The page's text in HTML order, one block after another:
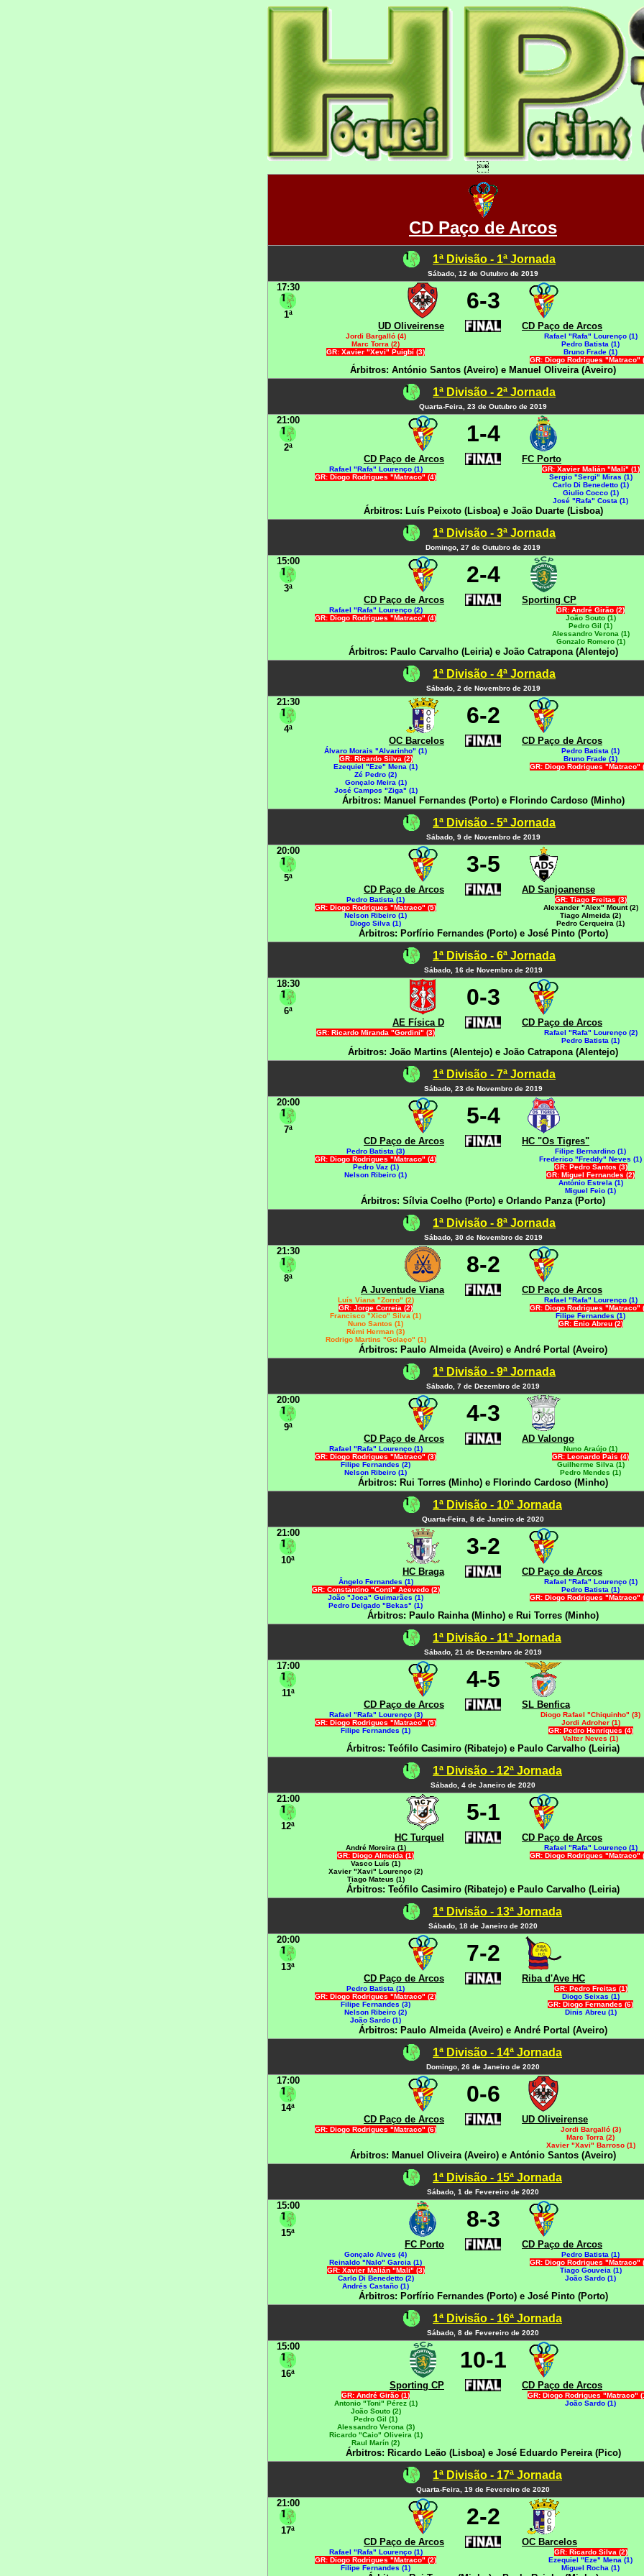

CD Paço de Arcos
1ª Divisão - 1ª Jornada
Sábado, 12 de Outubro de 2019
17:30
1ª
6-3
UD Oliveirense CD Paço de Arcos
Jordi Bargalló (4)
Marc Torra (2)
GR: Xavier "Xevi" Puigbí (3)
Rafael "Rafa" Lourenço (1)
Pedro Batista (1)
Bruno Frade (1)
GR: Diogo Rodrigues "Matraco"
Árbitros: António Santos (Aveiro) e Manuel Oliveira (Aveiro)
1ª Divisão - 2ª Jornada
Quarta-Feira, 23 de Outubro de 2019
21:00
2ª
1-4
CD Paço de Arcos FC Porto
Rafael "Rafa" Lourenço (1)
GR: Diogo Rodrigues "Matraco" (4)
GR: Xavier Malián "Mali" (1)
Sergio "Sergi" Miras (1)
Carlo Di Benedetto (1)
Giulio Cocco (1)
José "Rafa" Costa (1)
Árbitros: Luís Peixoto (Lisboa) e João Duarte (Lisboa)
1ª Divisão - 3ª Jornada
Domingo, 27 de Outubro de 2019
15:00
3ª
2-4
CD Paço de Arcos Sporting CP
Rafael "Rafa" Lourenço (2)
GR: Diogo Rodrigues "Matraco" (4)
GR: André Girão (2)
João Souto (1)
Pedro Gil (1)
Alessandro Verona (1)
Gonzalo Romero (1)
Árbitros: Paulo Carvalho (Leiria) e João Catrapona (Alentejo)
1ª Divisão - 4ª Jornada
Sábado, 2 de Novembro de 2019
21:30
4ª
6-2
OC Barcelos CD Paço de Arcos
Álvaro Morais "Alvarinho" (1)
GR: Ricardo Silva (2)
Ezequiel "Eze" Mena (1)
Zé Pedro (2)
Gonçalo Meira (1)
José Campos "Ziga" (1)
Pedro Batista (1)
Bruno Frade (1)
GR: Diogo Rodrigues "Matraco"
Árbitros: Manuel Fernandes (Porto) e Florindo Cardoso (Minho)
1ª Divisão - 5ª Jornada
Sábado, 9 de Novembro de 2019
20:00
5ª
3-5
CD Paço de Arcos AD Sanjoanense
Pedro Batista (1)
GR: Diogo Rodrigues "Matraco" (5)
Nelson Ribeiro (1)
Diogo Silva (1)
GR: Tiago Freitas (3)
Alexander "Alex" Mount (2)
Tiago Almeida (2)
Pedro Cerqueira (1)
Árbitros: Porfírio Fernandes (Porto) e José Pinto (Porto)
1ª Divisão - 6ª Jornada
Sábado, 16 de Novembro de 2019
18:30
6ª
0-3
AE Física D CD Paço de Arcos
GR: Ricardo Miranda "Gordini" (3)
Rafael "Rafa" Lourenço (2)
Pedro Batista (1)
Árbitros: João Martins (Alentejo) e João Catrapona (Alentejo)
1ª Divisão - 7ª Jornada
Sábado, 23 de Novembro de 2019
20:00
7ª
5-4
CD Paço de Arcos HC "Os Tigres"
Pedro Batista (3)
GR: Diogo Rodrigues "Matraco" (4)
Pedro Vaz (1)
Nelson Ribeiro (1)
Filipe Bernardino (1)
Frederico "Freddy" Neves (1)
GR: Pedro Santos (3)
GR: Miguel Fernandes (2)
António Estrela (1)
Miguel Feio (1)
Árbitros: Sílvia Coelho (Porto) e Orlando Panza (Porto)
1ª Divisão - 8ª Jornada
Sábado, 30 de Novembro de 2019
21:30
8ª
8-2
A Juventude Viana CD Paço de Arcos
Luís Viana "Zorro" (2)
GR: Jorge Correia (2)
Francisco "Xico" Silva (1)
Nuno Santos (1)
Rémi Herman (3)
Rodrigo Martins "Golaço" (1)
Rafael "Rafa" Lourenço (1)
GR: Diogo Rodrigues "Matraco"
Filipe Fernandes (1)
GR: Énio Abreu (2)
Árbitros: Paulo Almeida (Aveiro) e André Portal (Aveiro)
1ª Divisão - 9ª Jornada
Sábado, 7 de Dezembro de 2019
20:00
9ª
4-3
CD Paço de Arcos AD Valongo
Rafael "Rafa" Lourenço (1)
GR: Diogo Rodrigues "Matraco" (3)
Filipe Fernandes (2)
Nelson Ribeiro (1)
Nuno Araújo (1)
GR: Leonardo Pais (4)
Guilherme Silva (1)
Pedro Mendes (1)
Árbitros: Rui Torres (Minho) e Florindo Cardoso (Minho)
1ª Divisão - 10ª Jornada
Quarta-Feira, 8 de Janeiro de 2020
21:00
10ª
3-2
HC Braga CD Paço de Arcos
Ângelo Fernandes (1)
GR: Constantino "Conti" Acevedo (2)
João "Joca" Guimarães (1)
Pedro Delgado "Bekas" (1)
Rafael "Rafa" Lourenço (1)
Pedro Batista (1)
GR: Diogo Rodrigues "Matraco"
Árbitros: Paulo Rainha (Minho) e Rui Torres (Minho)
1ª Divisão - 11ª Jornada
Sábado, 21 de Dezembro de 2019
17:00
11ª
4-5
CD Paço de Arcos SL Benfica
Rafael "Rafa" Lourenço (3)
GR: Diogo Rodrigues "Matraco" (5)
Filipe Fernandes (1)
Diogo Rafael "Chiquinho" (3)
Jordi Adroher (1)
GR: Pedro Henriques (4)
Valter Neves (1)
Árbitros: Teófilo Casimiro (Ribatejo) e Paulo Carvalho (Leiria)
1ª Divisão - 12ª Jornada
Sábado, 4 de Janeiro de 2020
21:00
12ª
5-1
HC Turquel CD Paço de Arcos
André Moreira (1)
GR: Diogo Almeida (1)
Vasco Luís (1)
Xavier "Xavi" Lourenço (2)
Tiago Mateus (1)
Rafael "Rafa" Lourenço (1)
GR: Diogo Rodrigues "Matraco"
Árbitros: Teófilo Casimiro (Ribatejo) e Paulo Carvalho (Leiria)
1ª Divisão - 13ª Jornada
Sábado, 18 de Janeiro de 2020
20:00
13ª
7-2
CD Paço de Arcos Riba d'Ave HC
Pedro Batista (1)
GR: Diogo Rodrigues "Matraco" (2)
Filipe Fernandes (3)
Nelson Ribeiro (2)
João Sardo (1)
GR: Pedro Freitas (1)
Diogo Seixas (1)
GR: Diogo Fernandes (6)
Dinis Abreu (1)
Árbitros: Paulo Almeida (Aveiro) e André Portal (Aveiro)
1ª Divisão - 14ª Jornada
Domingo, 26 de Janeiro de 2020
17:00
14ª
0-6
CD Paço de Arcos UD Oliveirense
GR: Diogo Rodrigues "Matraco" (6)
Jordi Bargalló (3)
Marc Torra (2)
Xavier "Xavi" Barroso (1)
Árbitros: Manuel Oliveira (Aveiro) e António Santos (Aveiro)
1ª Divisão - 15ª Jornada
Sábado, 1 de Fevereiro de 2020
15:00
15ª
8-3
FC Porto CD Paço de Arcos
Gonçalo Alves (4)
Reinaldo "Nalo" Garcia (1)
GR: Xavier Malián "Mali" (3)
Carlo Di Benedetto (2)
Andrés Castaño (1)
Pedro Batista (1)
GR: Diogo Rodrigues "Matraco"
Tiago Gouveia (1)
João Sardo (1)
Árbitros: Porfírio Fernandes (Porto) e José Pinto (Porto)
1ª Divisão - 16ª Jornada
Sábado, 8 de Fevereiro de 2020
15:00
16ª
10-1
Sporting CP CD Paço de Arcos
GR: André Girão (1)
Antonio "Toni" Pérez (1)
João Souto (2)
Pedro Gil (1)
Alessandro Verona (3)
Ricardo "Caio" Oliveira (1)
Raul Marín (2)
GR: Diogo Rodrigues "Matraco"
João Sardo (1)
Árbitros: Ricardo Leão (Lisboa) e José Eduardo Pereira (Pico)
1ª Divisão - 17ª Jornada
Quarta-Feira, 19 de Fevereiro de 2020
21:00
17ª
2-2
CD Paço de Arcos OC Barcelos
Rafael "Rafa" Lourenço (1)
GR: Diogo Rodrigues "Matraco" (2)
Filipe Fernandes (1)
GR: Ricardo Silva (2)
Ezequiel "Eze" Mena (1)
Miguel Rocha (1)